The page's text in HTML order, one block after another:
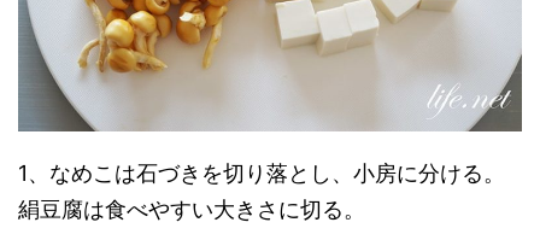
1、なめこは石づきを切り落とし、小房に分ける。
絹豆腐は食べやすい大きさに切る。